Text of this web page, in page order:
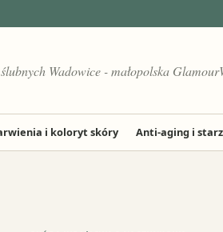
Wadowice - małopolska
i koloryt skóry Anti-aging i